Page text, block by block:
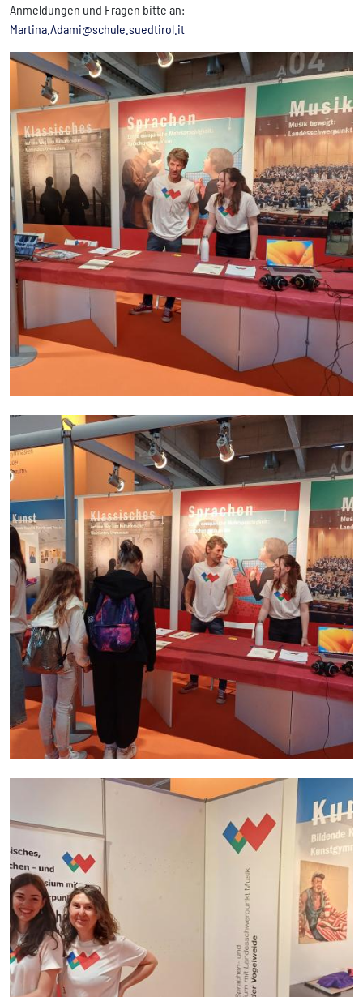
Anmeldungen und Fragen bitte an:
Martina.Adami@schule.suedtirol.it